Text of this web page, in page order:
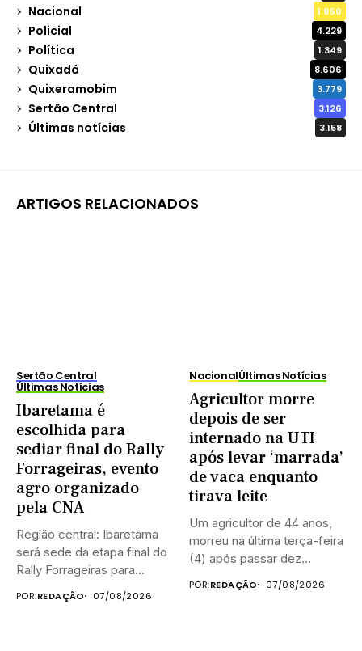
Nacional 1.960
Policial 4.229
Política 1.349
Quixadá 8.606
Quixeramobim 3.779
Sertão Central 3.126
Últimas notícias 3.158
ARTIGOS RELACIONADOS
Sertão Central
Últimas Notícias
Ibaretama é
escolhida para
sediar final do Rally
Forrageiras, evento
agro organizado
pela CNA
Região central: Ibaretama
será sede da etapa final do
Rally Forrageiras para...
POR:REDAÇÃO 07/08/2026
NacionalÚltimas Notícias
Agricultor morre
depois de ser
internado na UTI
após levar ‘marrada’
de vaca enquanto
tirava leite
Um agricultor de 44 anos,
morreu na última terça-feira
(4) após passar dez...
POR:REDAÇÃO 07/08/2026